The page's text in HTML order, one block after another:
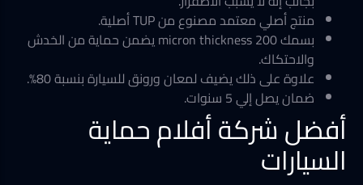
منتج أصلي معتمد مصنوع من TUP أصلية.
بسمك 200 micron thickness يضمن حماية من الخدش
والاحتكاك.
علاوة على ذلك يضيف لمعان ورونق للسيارة بنسبة 80%.
ضمان يصل إلي 5 سنوات.
أفضل شركة أفلام حماية
السيارات